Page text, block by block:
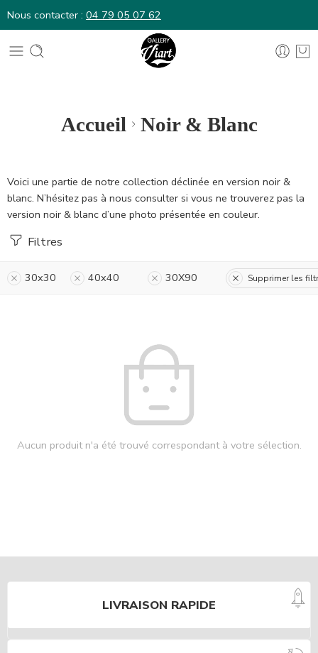
Nous contacter : 04 79 05 07 62
Accueil Noir & Blanc
Voici une partie de notre collection déclinée en version noir &
blanc. N’hésitez pas à nous consulter si vous ne trouverez pas la
version noir & blanc d’une photo présentée en couleur.
Filtres
30x30 40x40 30X90 Supprimer les
Aucun produit n'a été trouvé correspondant à votre sélection.
LIVRAISON RAPIDE